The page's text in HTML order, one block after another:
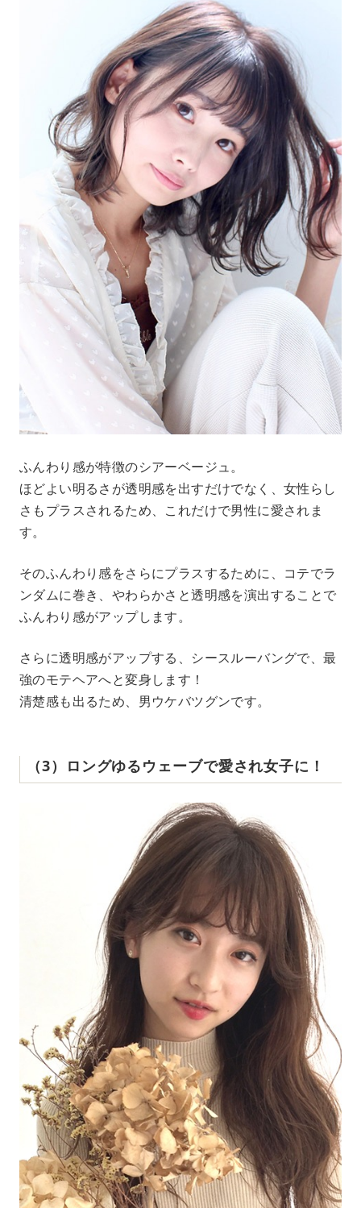
ふんわり感が特徴のシアーベージュ。
ほどよい明るさが透明感を出すだけでなく、女性らし
さもプラスされるため、これだけで男性に愛されま
す。
そのふんわり感をさらにプラスするために、コテでラ
ンダムに巻き、やわらかさと透明感を演出することで
ふんわり感がアップします。
さらに透明感がアップする、シースルーバングで、最
強のモテヘアへと変身します！
清楚感も出るため、男ウケバツグンです。
（3）ロングゆるウェーブで愛され女子に！